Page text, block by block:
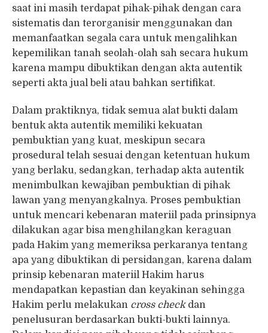
saat ini masih terdapat pihak-pihak dengan cara
sistematis dan terorganisir menggunakan dan
memanfaatkan segala cara untuk mengalihkan
kepemilikan tanah seolah-olah sah secara hukum
karena mampu dibuktikan dengan akta autentik
seperti akta jual beli atau bahkan sertifikat.
Dalam praktiknya, tidak semua alat bukti dalam
bentuk akta autentik memiliki kekuatan
pembuktian yang kuat, meskipun secara
prosedural telah sesuai dengan ketentuan hukum
yang berlaku, sedangkan, terhadap akta autentik
menimbulkan kewajiban pembuktian di pihak
lawan yang menyangkalnya. Proses pembuktian
untuk mencari kebenaran materiil pada prinsipnya
dilakukan agar bisa menghilangkan keraguan
pada Hakim yang memeriksa perkaranya tentang
apa yang dibuktikan di persidangan, karena dalam
prinsip kebenaran materiil Hakim harus
mendapatkan kepastian dan keyakinan sehingga
Hakim perlu melakukan cross checkdan
penelusuran berdasarkan bukti-bukti lainnya.